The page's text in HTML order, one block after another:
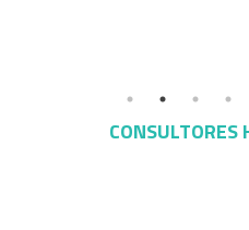
CONSULTORES